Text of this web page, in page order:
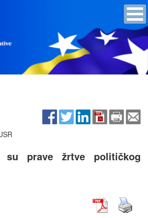
su prave žrtve političkog